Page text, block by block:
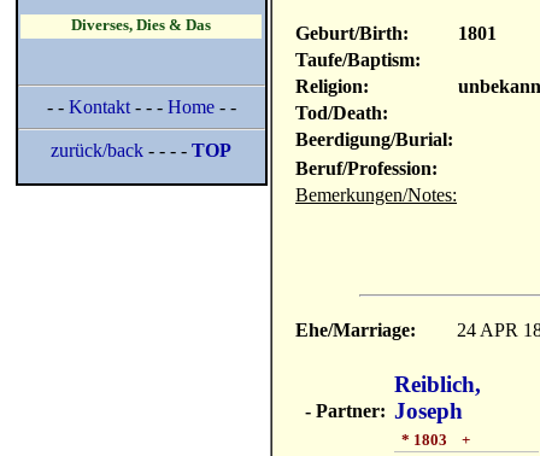
Geburt/Birth:
1801
Taufe/Baptism:
Religion:
Tod/Death:
Beerdigung/Burial:
Beruf/Profession:
Bemerkungen/Notes:
Ehe/Marriage: 24 APR
- Partner:
Reiblich,
Joseph
* 1803 +
Diverses, Dies & Das
- - Kontakt- - - Home- -
zurück/back - - - -TOP